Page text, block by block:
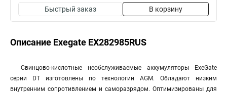
Быстрый заказ В корзину
Описание Exegate EX282985RUS
Свинцово-кислотные необслуживаемые аккумуляторы ExeGate
серии DT изготовлены по технологии AGM. Обладают низким
внутренним сопротивлением и саморазрядом. Оптимизированы для